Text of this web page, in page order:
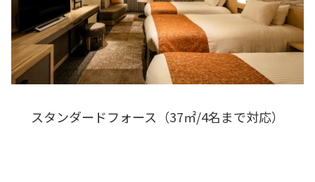
スタンダードフォース（37㎡/4名まで対応）